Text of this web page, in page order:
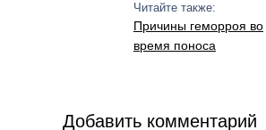
Читайте также:
Причины геморроя во
время поноса
Добавить комментарий